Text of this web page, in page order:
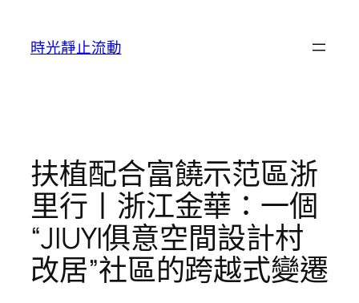
時光靜止流動
扶植配合富饒示范區浙
里行丨浙江金華：一個
“JIUYI俱意空間設計村
改居”社區的跨越式變遷